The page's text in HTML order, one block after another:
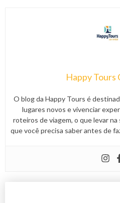
Happy Tours
O blog da Happy Tours é
lugares novos e vivenciar
roteiros de viagem, o que levar na
que você precisa saber antes de